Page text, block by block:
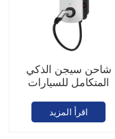
شاحن سيجن الذكي
المتكامل للسيارات
اقرأ المزيد